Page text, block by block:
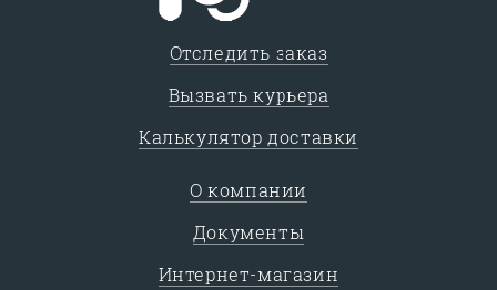
Отследить заказ
Вызвать курьера
Калькулятор доставки
О компании
Документы
Интернет-магазин